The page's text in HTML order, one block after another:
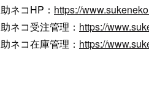
助ネコHP： https://
助ネコ受注管理： https://
助ネコ在庫管理： https://